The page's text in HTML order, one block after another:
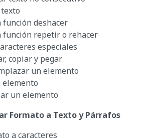
deshacer
repetir o rehacer
especiales
copiar y pegar
un elemento
elemento
un elemento
Formato a Texto y Párrafos
a caracteres